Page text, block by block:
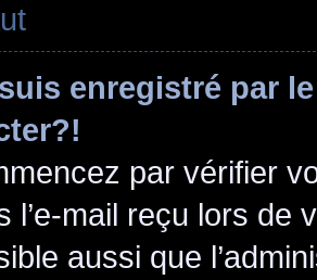
enregistré par
par vérifier
l’e-mail reçu lors de
aussi que